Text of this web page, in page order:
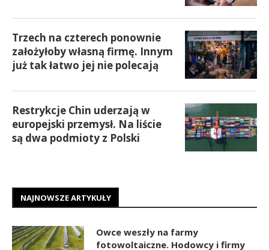
Trzech na czterech ponownie
założyłoby własną firmę. Innym
już tak łatwo jej nie polecają
Restrykcje Chin uderzają w
europejski przemysł. Na liście
są dwa podmioty z Polski
NAJNOWSZE ARTYKUŁY
Owce weszły na farmy
fotowoltaiczne. Hodowcy i firmy